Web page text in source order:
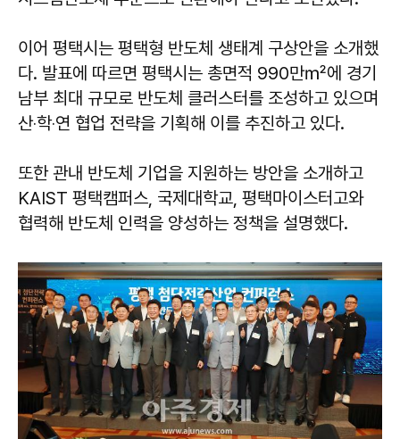
이어 평택시는 평택형 반도체 생태계 구상안을 소개했
다. 발표에 따르면 평택시는 총면적 990만㎡에 경기
남부 최대 규모로 반도체 클러스터를 조성하고 있으며
산‧학‧연 협업 전략을 기획해 이를 추진하고 있다.
또한 관내 반도체 기업을 지원하는 방안을 소개하고
KAIST 평택캠퍼스, 국제대학교, 평택마이스터고와
협력해 반도체 인력을 양성하는 정책을 설명했다.